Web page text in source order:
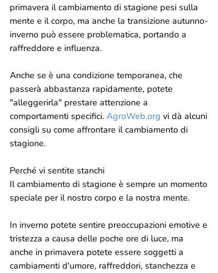
primavera il cambiamento di stagione pesi sulla
mente e il corpo, ma anche la transizione autunno-
inverno può essere problematica, portando a
raffreddore e influenza.
Anche se è una condizione temporanea, che
passerà abbastanza rapidamente, potete
"alleggerirla" prestare attenzione a
comportamenti specifici. AgroWeb.org vi dà alcuni
consigli su come affrontare il cambiamento di
stagione.
Perché vi sentite stanchi
Il cambiamento di stagione è sempre un momento
speciale per il nostro corpo e la nostra mente.
In inverno potete sentire preoccupazioni emotive e
tristezza a causa delle poche ore di luce, ma
anche in primavera potete essere soggetti a
cambiamenti d'umore, raffreddori, stanchezza e